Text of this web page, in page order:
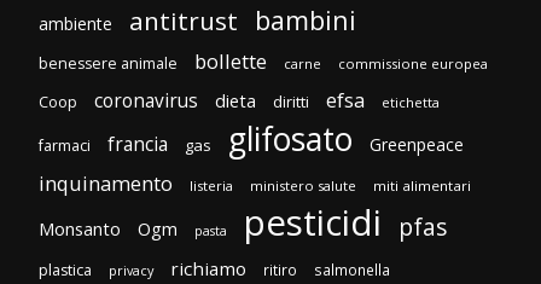
ambiente antitrust bambini
benessere animale bollette carne commissione europea
Coop coronavirus dieta diritti efsa etichetta
farmaci francia gas glifosato Greenpeace
inquinamento listeria ministero salute miti alimentari
Monsanto Ogm pasta pesticidi pfas
plastica privacy richiamo ritiro salmonella